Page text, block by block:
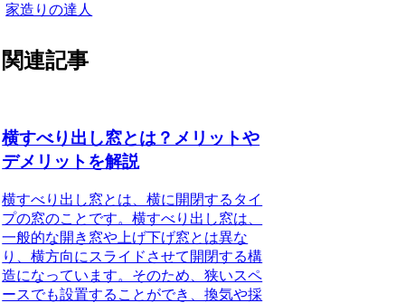
家造りの達人
関連記事
横すべり出し窓とは？メリットや
デメリットを解説
横すべり出し窓とは、横に開閉するタイ
プの窓のことです。横すべり出し窓は、
一般的な開き窓や上げ下げ窓とは異な
り、横方向にスライドさせて開閉する構
造になっています。そのため、狭いスペ
ースでも設置することができ、換気や採